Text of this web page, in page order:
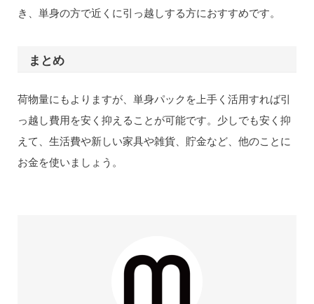
き、単身の方で近くに引っ越しする方におすすめです。
まとめ
荷物量にもよりますが、単身パックを上手く活用すれば引
っ越し費用を安く抑えることが可能です。少しでも安く抑
えて、生活費や新しい家具や雑貨、貯金など、他のことに
お金を使いましょう。